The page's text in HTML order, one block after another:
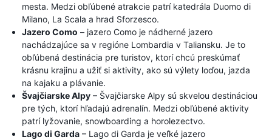
mesta. Medzi obľúbené atrakcie patrí katedrála Duomo di
Milano, La Scala a hrad Sforzesco.
Jazero Como – jazero Como je nádherné jazero
nachádzajúce sa v regióne Lombardia v Taliansku. Je to
obľúbená destinácia pre turistov, ktorí chcú preskúmať
krásnu krajinu a užiť si aktivity, ako sú výlety loďou, jazda
na kajaku a plávanie.
Švajčiarske Alpy – Švajčiarske Alpy sú skvelou destináciou
pre tých, ktorí hľadajú adrenalín. Medzi obľúbené aktivity
patrí lyžovanie, snowboarding a horolezectvo.
Lago di Garda – Lago di Garda je veľké jazero